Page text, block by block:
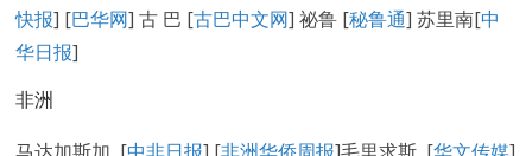
快报] [巴华网] 古 巴 [古巴中文网] 祕鲁 [秘鲁通] 苏里南[中
华日报]
非洲